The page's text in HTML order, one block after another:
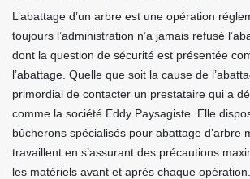
L’abattage d’un arbre est une opération
toujours l’administration n’a jamais refusé
dont la question de sécurité est présentée
l’abattage. Quelle que soit la cause de
primordial de contacter un prestataire qui a
comme la société Eddy Paysagiste. Elle
bûcherons spécialisés pour abattage d’arbre
travaillent en s’assurant des précautions
les matériels avant et après chaque